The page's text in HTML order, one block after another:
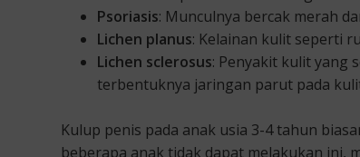
Psoriasis: Munculnya bercak merah
Lichen planus: Kelainan kulit seperti
Lichen sclerosus: Penyakit kulit yang
terbentuknya jaringan parut pada
Kulup penis pada anak usia 3-4 tahun
beberapa anak tidak dapat melakukan ini,